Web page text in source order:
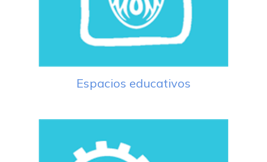
Espacios educativos